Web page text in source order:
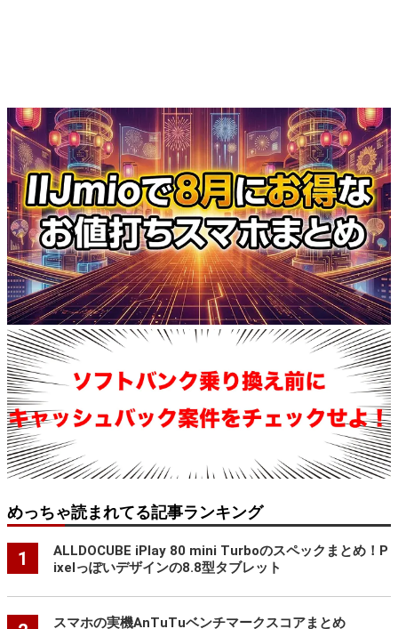
めっちゃ読まれてる記事ランキング
1
ALLDOCUBE iPlay 80 mini Turboのスペックまとめ！P
ixelっぽいデザインの8.8型タブレット
スマホの実機AnTuTuベンチマークスコアまとめ